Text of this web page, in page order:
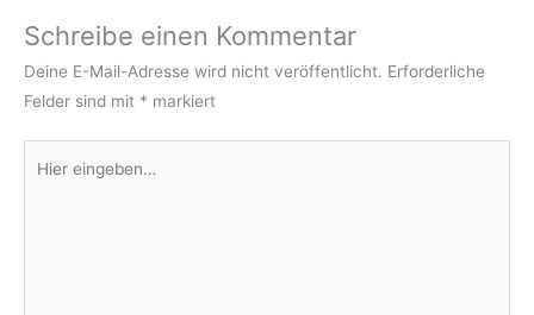
Schreibe einen Kommentar
Deine E-Mail-Adresse wird nicht veröffentlicht. Erforderliche
Felder sind mit * markiert
eingeben…